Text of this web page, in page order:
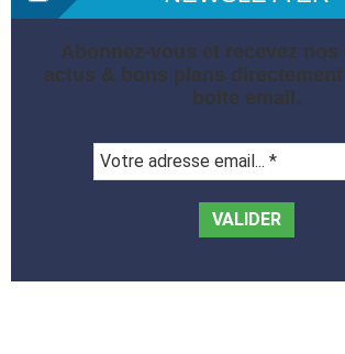
Abonnez-vous et recevez nos
actus & bons plans
boite email.
adresse